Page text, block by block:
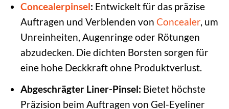
Concealerpinsel: Entwickelt für das präzise
Auftragen und Verblenden von Concealer, um
Unreinheiten, Augenringe oder Rötungen
abzudecken. Die dichten Borsten sorgen für
eine hohe Deckkraft ohne Produktverlust.
Abgeschrägter Liner-Pinsel: Bietet höchste
Präzision beim Auftragen von Gel-Eyeliner